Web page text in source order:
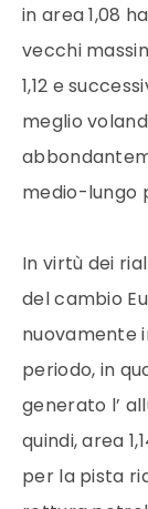
in area 1,08
vecchi
1,12 e
meglio
medio-lungo
In virtù dei
del cambio
nuovamente
periodo, in
generato l’
quindi, area
per la pista